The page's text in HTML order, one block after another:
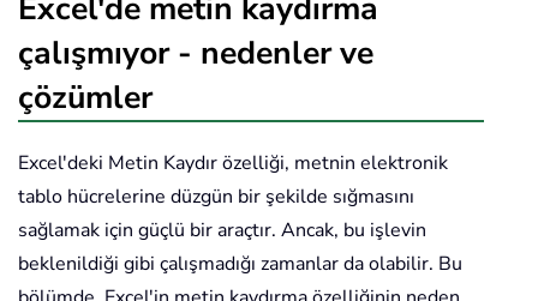
çalışmıyor - nedenler ve
çözümler
Excel'deki Metin Kaydır özelliği, metnin elektronik
tablo hücrelerine düzgün bir şekilde sığmasını
sağlamak için güçlü bir araçtır. Ancak, bu işlevin
beklenildiği gibi çalışmadığı zamanlar da olabilir. Bu